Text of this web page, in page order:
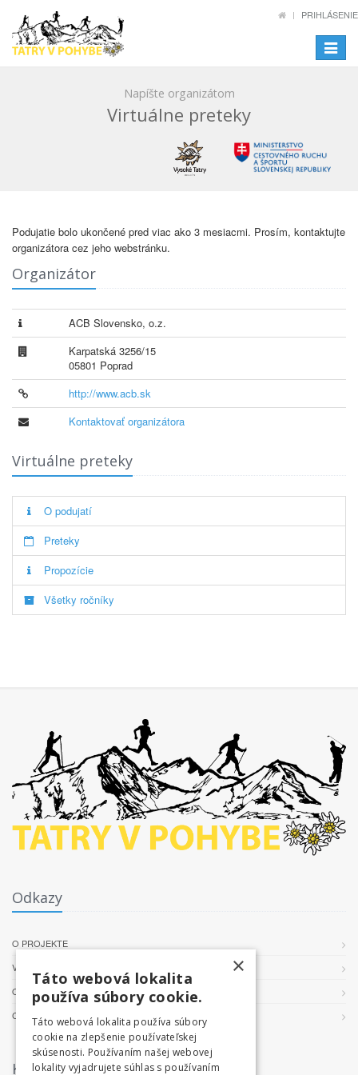
PRIHLÁSENIE
Toggle
Napíšte organizátom
Virtuálne preteky
Podujatie bolo ukončené pred viac ako 3 mesiacmi. Prosím, kontaktujte
organizátora cez jeho webstránku.
Organizátor
ACB Slovensko, o.z.
Karpatská 3256/15
05801 Poprad
http://www.acb.sk
Kontaktovať organizátora
Virtuálne preteky
O podujatí
Preteky
Propozície
Všetky ročníky
Odkazy
O PROJEKTE
VŠEOBECNÉ PODMIENKY
OCHRANA OSOBNÝCH ÚDAJOV
COOKIES
Kontakt
×
Táto webová lokalita
používa súbory cookie.
Táto webová lokalita používa súbory
cookie na zlepšenie používateľskej
skúsenosti. Používaním našej webovej
lokality vyjadrujete súhlas s používaním